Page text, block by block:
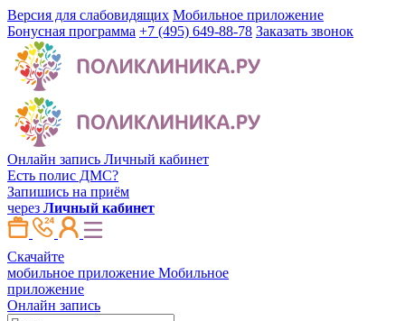
Версия для слабовидящих Мобильное приложение
Бонусная программа +7 (495) 649-88-78 Заказать звонок
Онлайн запись Личный кабинет
Есть полис ДМС?
Запишись на приём
через Личный кабинет
Скачайте
мобильное приложение Мобильное
приложение
Онлайн запись